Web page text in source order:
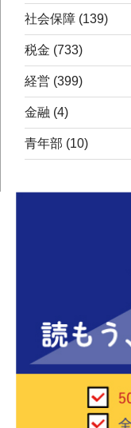
社会保障 (139)
税金 (733)
経営 (399)
金融 (4)
青年部 (10)